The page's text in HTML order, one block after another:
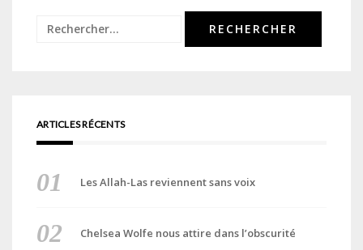
Rechercher :
ARTICLES RÉCENTS
Les Allah-Las reviennent sans voix
Chelsea Wolfe nous attire dans l’obscurité